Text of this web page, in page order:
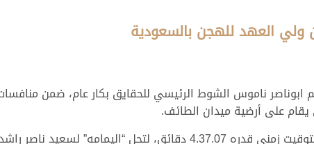
العهد للهجن بالسعودية
ابوناصر ناموس الشوط الرئيسي للحقايق بكار عام، ضمن
يقام على أرضية ميدان الطائف.